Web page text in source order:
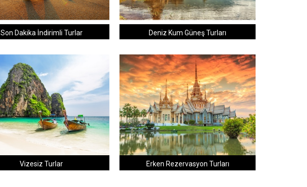
Son Dakika İndirimli Turlar Deniz Kum Güneş Turları
Vizesiz Turlar Erken Rezervasyon Turları